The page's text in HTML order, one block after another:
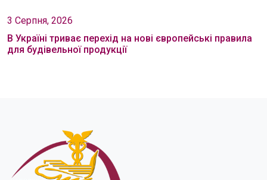
3 Серпня, 2026
В Україні триває перехід на нові європейські правила
для будівельної продукції